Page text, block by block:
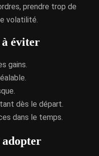
prendre trop de
volatilité.
éviter
gains.
dès le départ.
dans le temps.
adopter